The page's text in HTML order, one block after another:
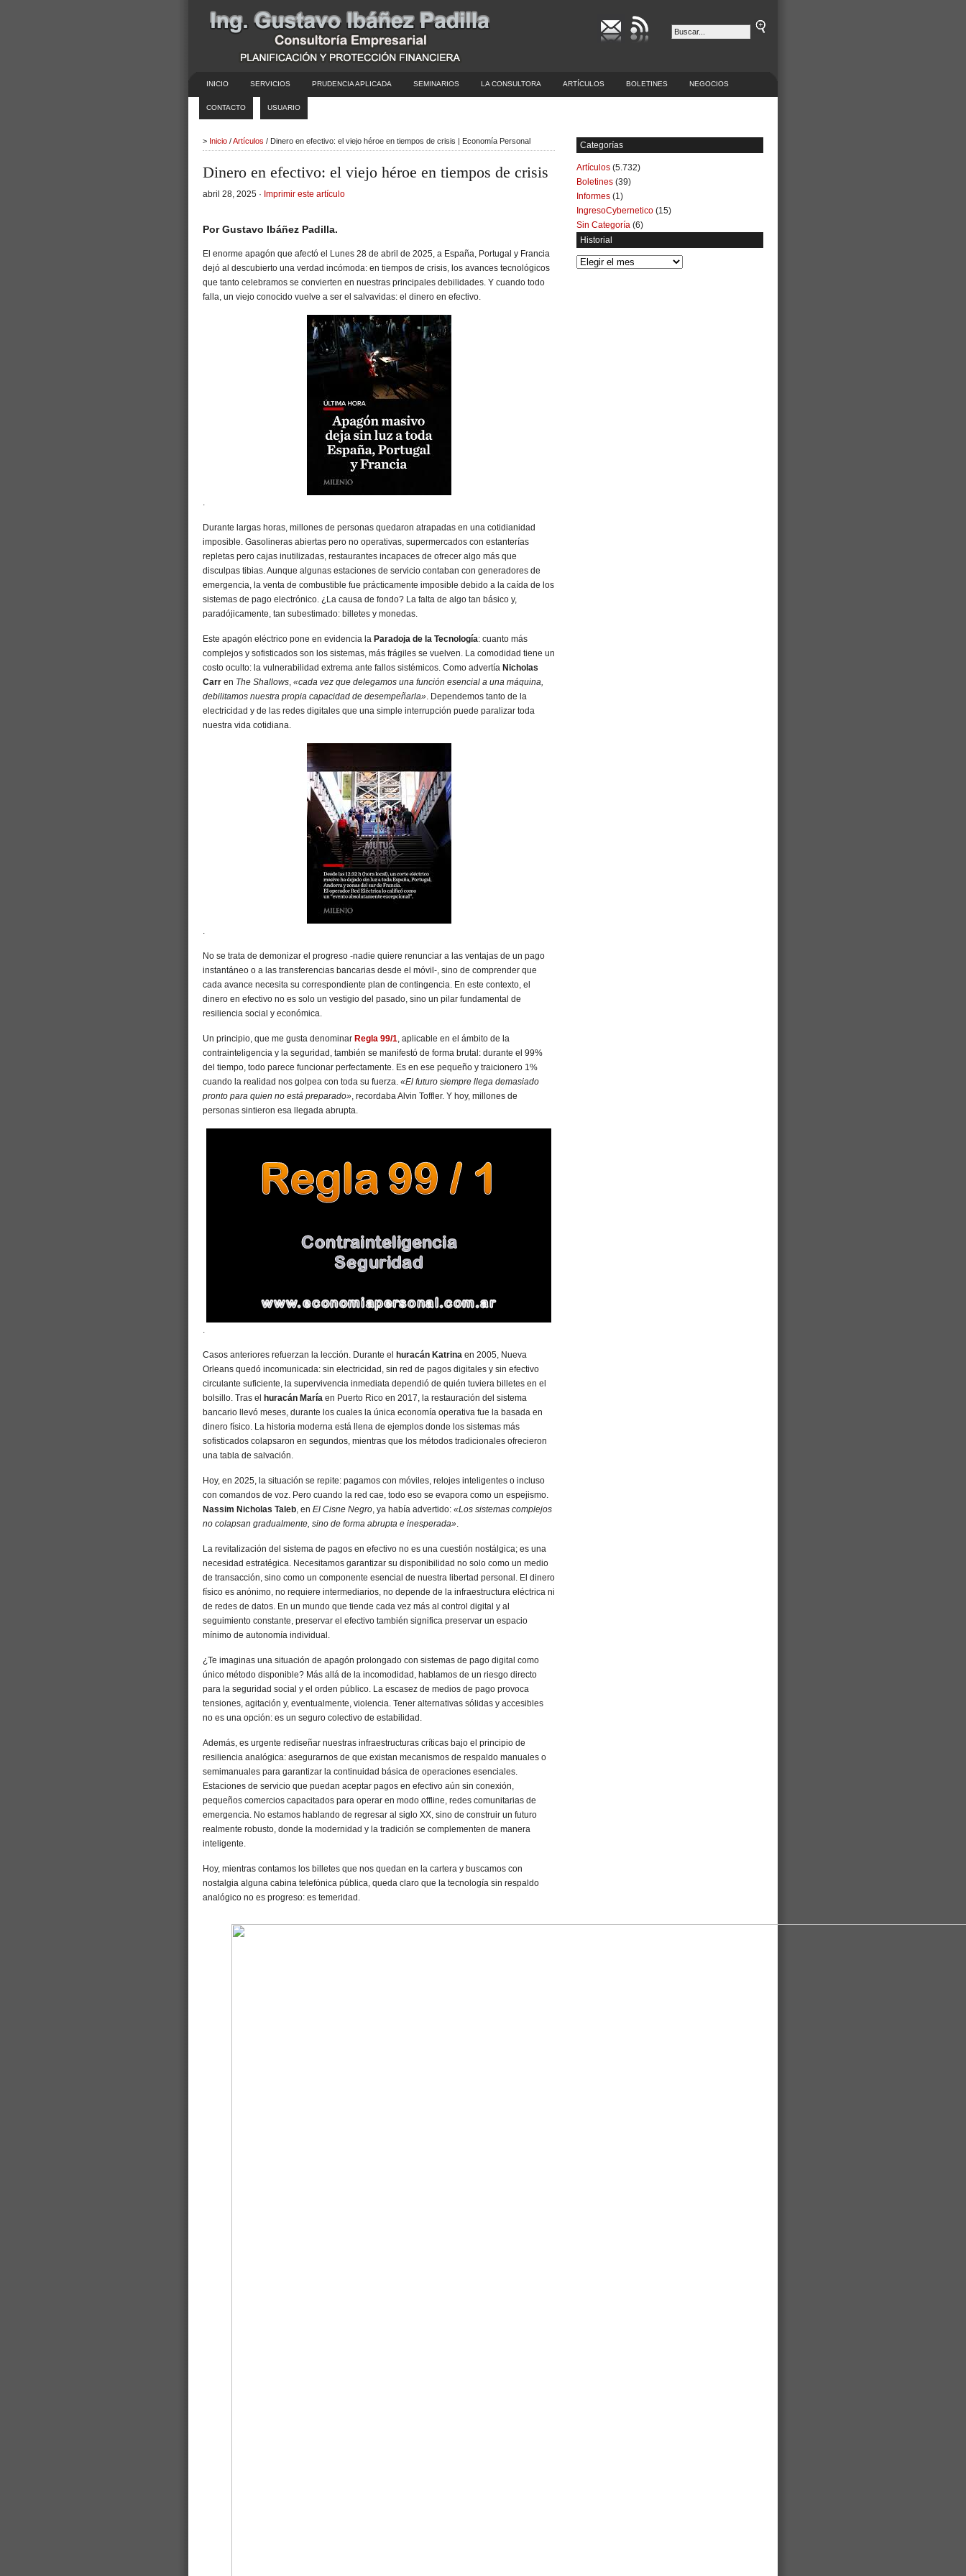
INICIO SERVICIOS PRUDENCIA APLICADA SEMINARIOS LA CONSULTORA ARTÍCULOS BOLETINES NEGOCIOS
CONTACTO USUARIO
> Inicio /Artículos / Dinero en efectivo: el viejo héroe en tiempos de crisis | Economía Personal
Dinero en efectivo: el viejo héroe en tiempos de crisis
abril 28, 2025 · Imprimir este artículo
Por Gustavo Ibáñez Padilla.
El enorme apagón que afectó el Lunes 28 de abril de 2025, a España, Portugal y Francia
dejó al descubierto una verdad incómoda: en tiempos de crisis, los avances tecnológicos
que tanto celebramos se convierten en nuestras principales debilidades. Y cuando todo
falla, un viejo conocido vuelve a ser el salvavidas: el dinero en efectivo.
.
Durante largas horas, millones de personas quedaron atrapadas en una cotidianidad
imposible. Gasolineras abiertas pero no operativas, supermercados con estanterías
repletas pero cajas inutilizadas, restaurantes incapaces de ofrecer algo más que
disculpas tibias. Aunque algunas estaciones de servicio contaban con generadores de
emergencia, la venta de combustible fue prácticamente imposible debido a la caída de los
sistemas de pago electrónico. ¿La causa de fondo? La falta de algo tan básico y,
paradójicamente, tan subestimado: billetes y monedas.
Este apagón eléctrico pone en evidencia la Paradoja de la Tecnología: cuanto más
complejos y sofisticados son los sistemas, más frágiles se vuelven. La comodidad tiene un
costo oculto: la vulnerabilidad extrema ante fallos sistémicos. Como advertía Nicholas
Carr en The Shallows, «cada vez que delegamos una función esencial a una máquina,
debilitamos nuestra propia capacidad de desempeñarla». Dependemos tanto de la
electricidad y de las redes digitales que una simple interrupción puede paralizar toda
nuestra vida cotidiana.
.
No se trata de demonizar el progreso -nadie quiere renunciar a las ventajas de un pago
instantáneo o a las transferencias bancarias desde el móvil-, sino de comprender que
cada avance necesita su correspondiente plan de contingencia. En este contexto, el
dinero en efectivo no es solo un vestigio del pasado, sino un pilar fundamental de
resiliencia social y económica.
Un principio, que me gusta denominar Regla 99/1, aplicable en el ámbito de la
contrainteligencia y la seguridad, también se manifestó de forma brutal: durante el 99%
del tiempo, todo parece funcionar perfectamente. Es en ese pequeño y traicionero 1%
cuando la realidad nos golpea con toda su fuerza. «El futuro siempre llega demasiado
pronto para quien no está preparado», recordaba Alvin Toffler. Y hoy, millones de
personas sintieron esa llegada abrupta.
.
Casos anteriores refuerzan la lección. Durante el huracán Katrina en 2005, Nueva
Orleans quedó incomunicada: sin electricidad, sin red de pagos digitales y sin efectivo
circulante suficiente, la supervivencia inmediata dependió de quién tuviera billetes en el
bolsillo. Tras el
huracán María en Puerto Rico en 2017, la restauración del sistema
bancario llevó meses, durante los cuales la única economía operativa fue la basada en
dinero físico. La historia moderna está llena de ejemplos donde los sistemas más
sofisticados colapsaron en segundos, mientras que los métodos tradicionales ofrecieron
una tabla de salvación.
Hoy, en 2025, la situación se repite: pagamos con móviles, relojes inteligentes o incluso
con comandos de voz. Pero cuando la red cae, todo eso se evapora como un espejismo.
Nassim Nicholas Taleb, en El Cisne Negro, ya había advertido: «Los sistemas complejos
no colapsan gradualmente, sino de forma abrupta e inesperada».
La revitalización del sistema de pagos en efectivo no es una cuestión nostálgica; es una
necesidad estratégica. Necesitamos garantizar su disponibilidad no solo como un medio
de transacción, sino como un componente esencial de nuestra libertad personal. El dinero
físico es anónimo, no requiere intermediarios, no depende de la infraestructura eléctrica ni
de redes de datos. En un mundo que tiende cada vez más al control digital y al
seguimiento constante, preservar el efectivo también significa preservar un espacio
mínimo de autonomía individual.
¿Te imaginas una situación de apagón prolongado con sistemas de pago digital como
único método disponible? Más allá de la incomodidad, hablamos de un riesgo directo
para la seguridad social y el orden público. La escasez de medios de pago provoca
tensiones, agitación y, eventualmente, violencia. Tener alternativas sólidas y accesibles
no es una opción: es un seguro colectivo de estabilidad.
Además, es urgente rediseñar nuestras infraestructuras críticas bajo el principio de
resiliencia analógica: asegurarnos de que existan mecanismos de respaldo manuales o
semimanuales para garantizar la continuidad básica de operaciones esenciales.
Estaciones de servicio que puedan aceptar pagos en efectivo aún sin conexión,
pequeños comercios capacitados para operar en modo offline, redes comunitarias de
emergencia. No estamos hablando de regresar al siglo XX, sino de construir un futuro
realmente robusto, donde la modernidad y la tradición se complementen de manera
inteligente.
Hoy, mientras contamos los billetes que nos quedan en la cartera y buscamos con
nostalgia alguna cabina telefónica pública, queda claro que la tecnología sin respaldo
analógico no es progreso: es temeridad.
Categorías
Artículos (5.732)
Boletines (39)
Informes (1)
IngresoCybernetico (15)
Sin Categoría (6)
Historial
Historial